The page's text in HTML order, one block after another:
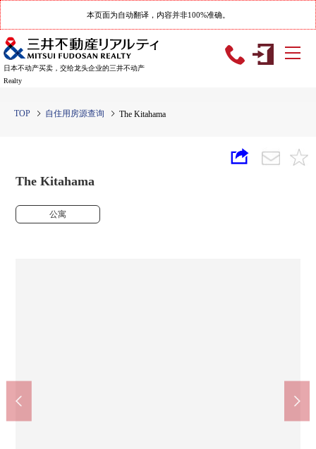
本页面为自动翻译，内容并非100%准确。
日本不动产买卖，交给龙头企业的三井不动产
Realty
TOP 自住用房源查询 The Kitahama
The Kitahama
公寓